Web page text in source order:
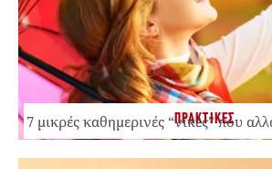
ΠΡΑΚΤΙΚΕΣ
7 μικρές καθημερινές “νίκες” που